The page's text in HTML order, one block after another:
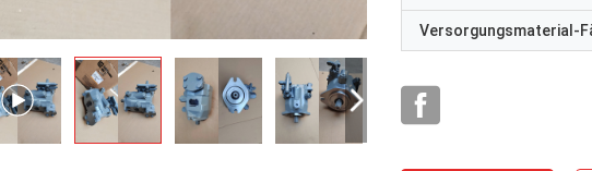
Versorgungsmaterial-